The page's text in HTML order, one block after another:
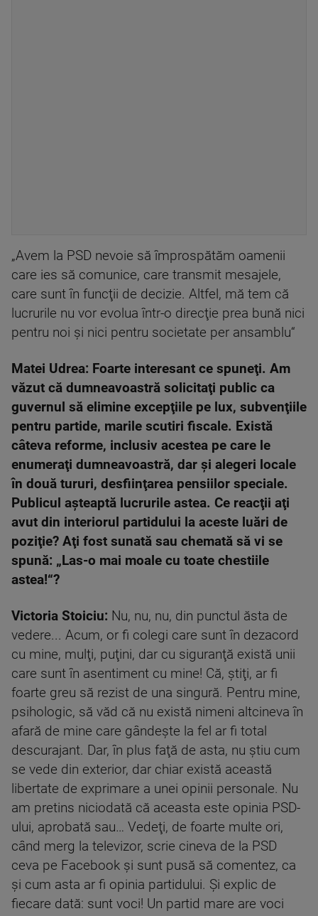
„Avem la PSD nevoie să împrospătăm oamenii
care ies să comunice, care transmit mesajele,
care sunt în funcţii de decizie. Altfel, mă tem că
lucrurile nu vor evolua într-o direcţie prea bună nici
pentru noi şi nici pentru societate per ansamblu“
Matei Udrea: Foarte interesant ce spuneţi. Am
văzut că dumneavoastră solicitaţi public ca
guvernul să elimine excepţiile pe lux, subvenţiile
pentru partide, marile scutiri fiscale. Există
câteva reforme, inclusiv acestea pe care le
enumeraţi dumneavoastră, dar şi alegeri locale
în două tururi, desfiinţarea pensiilor speciale.
Publicul aşteaptă lucrurile astea. Ce reacţii aţi
avut din interiorul partidului la aceste luări de
poziţie? Aţi fost sunată sau chemată să vi se
spună: „Las-o mai moale cu toate chestiile
astea!“?
Victoria Stoiciu: Nu, nu, nu, din punctul ăsta de
vedere... Acum, or fi colegi care sunt în dezacord
cu mine, mulţi, puţini, dar cu siguranţă există unii
care sunt în asentiment cu mine! Că, ştiţi, ar fi
foarte greu să rezist de una singură. Pentru mine,
psihologic, să văd că nu există nimeni altcineva în
afară de mine care gândeşte la fel ar fi total
descurajant. Dar, în plus faţă de asta, nu ştiu cum
se vede din exterior, dar chiar există această
libertate de exprimare a unei opinii personale. Nu
am pretins niciodată că aceasta este opinia PSD-
ului, aprobată sau… Vedeţi, de foarte multe ori,
când merg la televizor, scrie cineva de la PSD
ceva pe Facebook şi sunt pusă să comentez, ca
şi cum asta ar fi opinia partidului. Şi explic de
fiecare dată: sunt voci! Un partid mare are voci